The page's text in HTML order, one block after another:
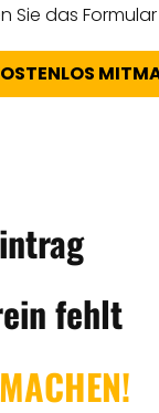
Sie das
fehlt